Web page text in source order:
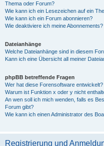
Thema oder Forum?
Wie kann ich ein Lesezeichen auf ein
Wie kann ich ein Forum abonnieren?
Wie deaktiviere ich meine Abonnements?
Dateianhänge
Welche Dateianhänge sind in diesem
Kann ich eine Übersicht all meiner
phpBB betreffende Fragen
Wer hat diese Forensoftware entwickelt?
Warum ist Funktion x oder y nicht
An wen soll ich mich wenden, falls es
Forum gibt?
Wie kann ich einen Administrator des
Registrierung und